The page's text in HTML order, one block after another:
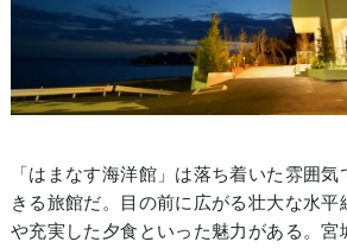
「はまなす海洋館」は落ち着いた雰囲
きる旅館だ。目の前に広がる壮大な水平
や充実した夕食といった魅力がある。宮